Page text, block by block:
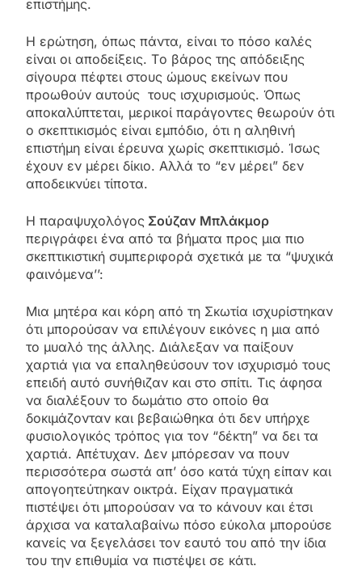
επιστήμης.
Η ερώτηση, όπως πάντα, είναι το πόσο καλές
είναι οι αποδείξεις. Tο βάρος της απόδειξης
σίγουρα πέφτει στους ώμους εκείνων που
προωθούν αυτούς τους ισχυρισμούς. Όπως
αποκαλύπτεται, μερικοί παράγοντες θεωρούν ότι
ο σκεπτικισμός είναι εμπόδιο, ότι η αληθινή
επιστήμη είναι έρευνα χωρίς σκεπτικισμό. Ίσως
έχουν εν μέρει δίκιο. Αλλά το “εν μέρει” δεν
αποδεικνύει τίποτα.
Η παραψυχολόγος Σούζαν Μπλάκμορ
περιγράφει ένα από τα βήματα προς μια πιο
σκεπτικιστική συμπεριφορά σχετικά με τα “ψυχικά
φαινόμενα’’:
Μια μητέρα και κόρη από τη Σκωτία ισχυρίστηκαν
ότι μπορούσαν να επιλέγουν εικόνες η μια από
το μυαλό της άλλης. Διάλεξαν να παίξουν
χαρτιά για να επαληθεύσουν τον ισχυρισμό τους
επειδή αυτό συνήθιζαν και στο σπίτι. Τις άφησα
να διαλέξουν το δωμάτιο στο οποίο θα
δοκιμάζονταν και βεβαιώθηκα ότι δεν υπήρχε
φυσιολογικός τρόπος για τον “δέκτη” να δει τα
χαρτιά. Απέτυχαν. Δεν μπόρεσαν να πουν
περισσότερα σωστά απ’ όσο κατά τύχη είπαν και
απογοητεύτηκαν οικτρά. Είχαν πραγματικά
πιστέψει ότι μπορούσαν να το κάνουν και έτσι
άρχισα να καταλαβαίνω πόσο εύκολα μπορούσε
κανείς να ξεγελάσει τον εαυτό του από την ίδια
του την επιθυμία να πιστέψει σε κάτι.